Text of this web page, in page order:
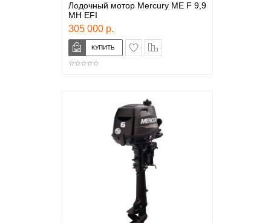
Лодочный мотор Mercury ME F 9,9
MH EFI
305 000 р.
в закладки